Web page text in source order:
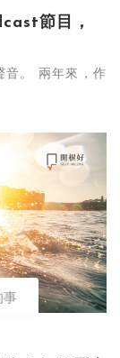
節目，
音。 兩年來，作
事